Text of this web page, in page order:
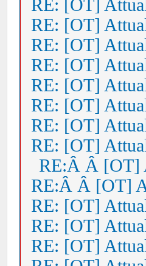
RE: [OT]
RE: [OT]
RE: [OT]
RE: [OT]
RE: [OT]
RE: [OT]
RE: [OT]
RE: [OT]
RE:Â Â [OT]
RE:Â Â [OT]
RE: [OT]
RE: [OT]
RE: [OT]